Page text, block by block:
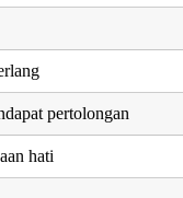
pertolongan
hati